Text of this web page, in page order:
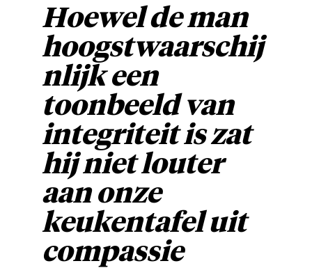
Hoewel de man
hoogstwaarschij
nlijk een
toonbeeld van
integriteit is zat
hij niet louter
aan onze
keukentafel uit
compassie